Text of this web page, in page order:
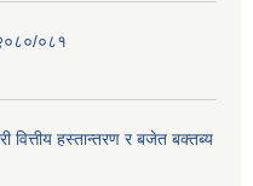
०८१
वित्तीय हस्तान्तरण र बजेत बक्तब्य